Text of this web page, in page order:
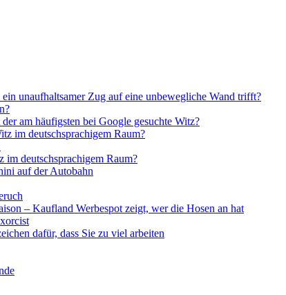
unaufhaltsamer Zug auf eine unbewegliche Wand trifft?
am häufigsten bei Google gesuchte Witz?
im deutschsprachigem Raum?
im deutschsprachigem Raum?
auf der Autobahn
– Kaufland Werbespot zeigt, wer die Hosen an hat
dafür, dass Sie zu viel arbeiten